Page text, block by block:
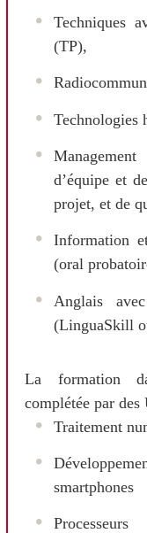
Techniques
(TP),
Technologies
Management
d’équipe et
projet, et de
Information
(oral
Anglais
(LinguaSkill
La formation
complétée par des
Traitement
smartphones